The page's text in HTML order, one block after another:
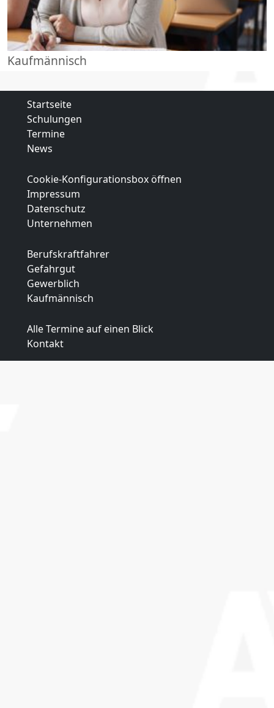
Kaufmännisch
Startseite
Schulungen
Termine
News
Cookie-Konfigurationsbox öffnen
Impressum
Datenschutz
Unternehmen
Berufskraftfahrer
Gefahrgut
Gewerblich
Kaufmännisch
Alle Termine auf einen Blick
Kontakt